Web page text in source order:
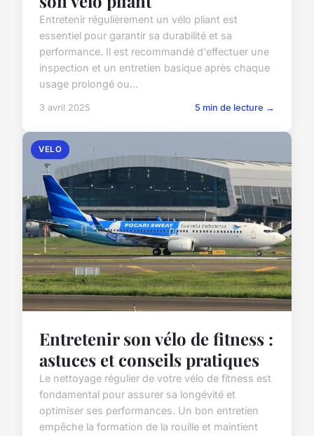
Entretenir régulièrement un vélo pliant est
essentiel pour garantir sa durabilité et sa
performance. Il est recommandé d'effectuer une
inspection et un entretien basique après chaque
usage prolongé ou...
3 avril 2025 5 min de lecture →
VELO
Entretenir son vélo de fitness :
astuces et conseils pratiques
Le nettoyage régulier de votre vélo de fitness est
fondamental pour assurer sa longévité et
optimiser ses performances. Un bon entretien
empêche la formation de la rouille et maintient